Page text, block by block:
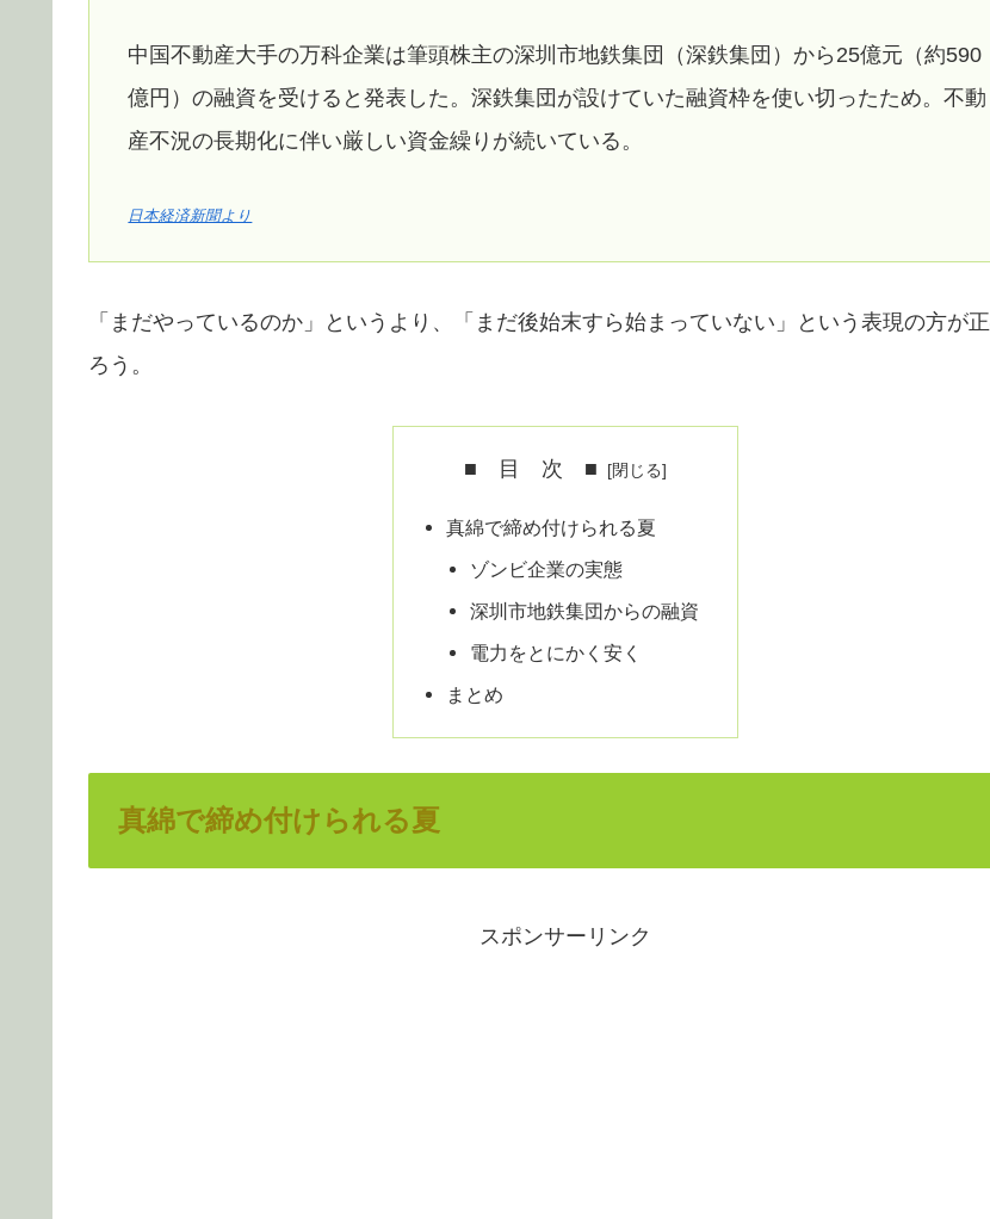
中国不動産大手の万科企業は筆頭株主の深圳市地鉄集団（深鉄集団）から25億元（約590
億円）の融資を受けると発表した。深鉄集団が設けていた融資枠を使い切ったため。不動
産不況の長期化に伴い厳しい資金繰りが続いている。
日本経済新聞より
「まだやっているのか」というより、「まだ後始末すら始まっていない」という表現の方が
ろう。
■ 目 次 ■
真綿で締め付けられる夏
ゾンビ企業の実態
深圳市地鉄集団からの融資
電力をとにかく安く
まとめ
真綿で締め付けられる夏
スポンサーリンク